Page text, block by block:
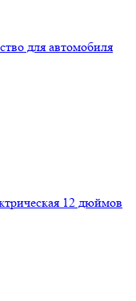
для автомобиля
12 дюймов